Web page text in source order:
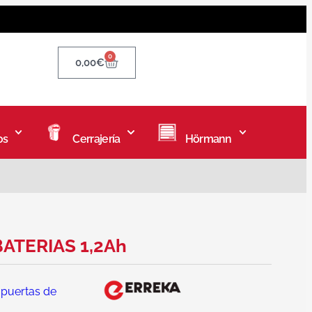
0,00€ 0
Cerrajería Hörmann
1,2Ah
de